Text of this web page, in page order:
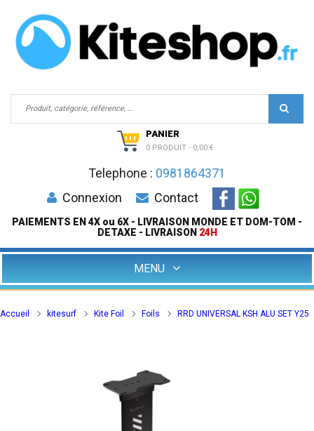
PANIER
0 PRODUIT - 0,00 €
Telephone : 0981864371
Connexion
Contact
PAIEMENTS EN 4X ou 6X - LIVRAISON MONDE ET DOM-TOM -
DETAXE - LIVRAISON 24H
MENU
Accueil kitesurf Kite Foil Foils RRD UNIVERSAL KSH ALU SET Y25